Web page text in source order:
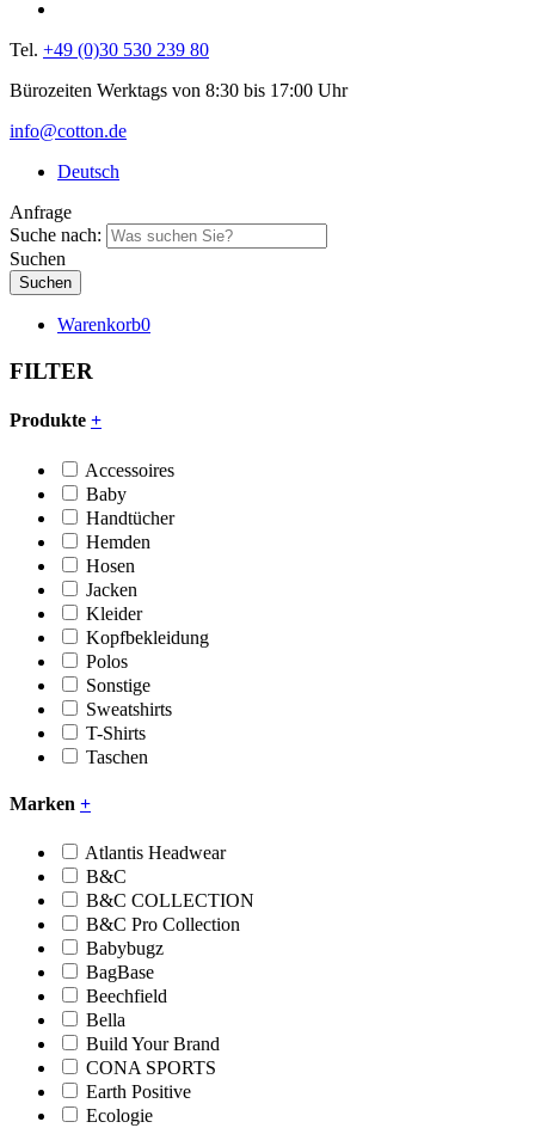
Tel. +49 (0)30 530 239 80
Bürozeiten Werktags von 8:30 bis 17:00 Uhr
info@cotton.de
Deutsch
Anfrage
Suche nach:
Suchen
Warenkorb0
FILTER
Produkte +
Accessoires
Baby
Handtücher
Hemden
Hosen
Jacken
Kleider
Kopfbekleidung
Polos
Sonstige
Sweatshirts
T-Shirts
Taschen
Marken +
Atlantis Headwear
B&C
B&C COLLECTION
B&C Pro Collection
Babybugz
BagBase
Beechfield
Bella
Build Your Brand
CONA SPORTS
Earth Positive
Ecologie